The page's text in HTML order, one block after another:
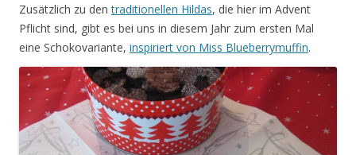
Zusätzlich zu dentraditionellen Hildas, die hier im Advent
Pflicht sind, gibt es bei uns in diesem Jahr zum ersten Mal
eine Schokovariante, inspiriert von Miss Blueberrymuffin.